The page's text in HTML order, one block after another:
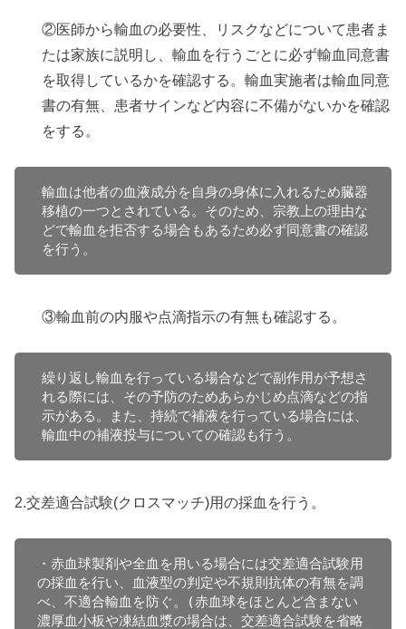
②医師から輸血の必要性、リスクなどについて患者ま
たは家族に説明し、輸血を行うごとに必ず輸血同意書
を取得しているかを確認する。輸血実施者は輸血同意
書の有無、患者サインなど内容に不備がないかを確認
をする。
輸血は他者の血液成分を自身の身体に入れるため臓器
移植の一つとされている。そのため、宗教上の理由な
どで輸血を拒否する場合もあるため必ず同意書の確認
を行う。
③輸血前の内服や点滴指示の有無も確認する。
繰り返し輸血を行っている場合などで副作用が予想さ
れる際には、その予防のためあらかじめ点滴などの指
示がある。また、持続で補液を行っている場合には、
輸血中の補液投与についての確認も行う。
2.交差適合試験(クロスマッチ)用の採血を行う。
・赤血球製剤や全血を用いる場合には交差適合試験用
の採血を行い、血液型の判定や不規則抗体の有無を調
べ、不適合輸血を防ぐ。(赤血球をほとんど含まない
濃厚血小板や凍結血漿の場合は、交差適合試験を省略